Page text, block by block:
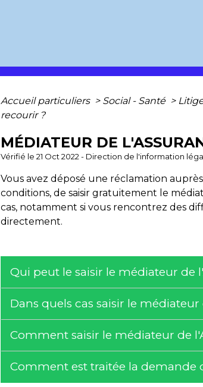
Accueil particuliers > Social - Santé >
recourir ?
MÉDIATEUR DE
Vérifié le 21 Oct 2022 - Direction de l'information
Vous avez déposé une réclamation
conditions, de saisir gratuitement le
cas, notamment si vous rencontrez des
directement.
Qui peut le saisir le médiateur de
Dans quels cas saisir le
Comment saisir le médiateur de
Comment est traitée la demande